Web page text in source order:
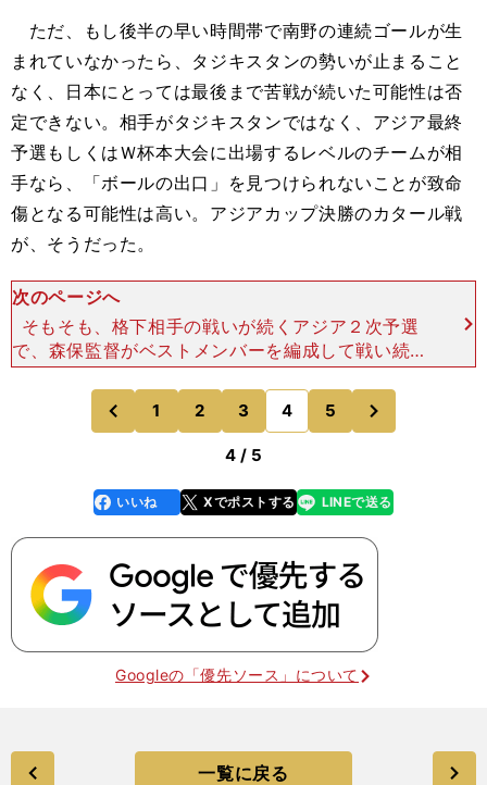
ただ、もし後半の早い時間帯で南野の連続ゴールが生
まれていなかったら、タジキスタンの勢いが止まること
なく、日本にとっては最後まで苦戦が続いた可能性は否
定できない。相手がタジキスタンではなく、アジア最終
予選もしくはＷ杯本大会に出場するレベルのチームが相
手なら、「ボールの出口」を見つけられないことが致命
傷となる可能性は高い。アジアカップ決勝のカタール戦
が、そうだった。
次のページへ
そもそも、格下相手の戦いが続くアジア２次予選
で、森保監督がベストメンバーを編成して戦い続け
ることの意味は、「積み上げ」によるチーム強化で
あるはず。そこにチーム戦術のブラッシュアップや
新しいオプションの
前
のページへ
1 2 3 4 5
のページへ
4 / 5
faceboo
k
いいね Xでポストする
line LINEで送る
Googleの「優先ソース」について
一覧に戻る